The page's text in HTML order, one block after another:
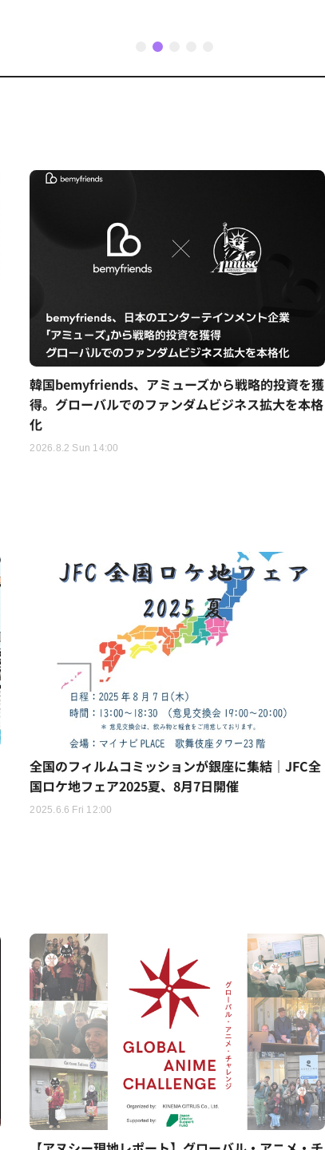
1 2
韓国bemyfriends、アミューズから戦略的投資を獲
得。グローバルでのファンダムビジネス拡大を本格
化
2026.8.2 Sun 14:00
全国のフィルムコミッションが銀座に集結｜JFC全
国ロケ地フェア2025夏、8月7日開催
2025.6.6 Fri 12:00